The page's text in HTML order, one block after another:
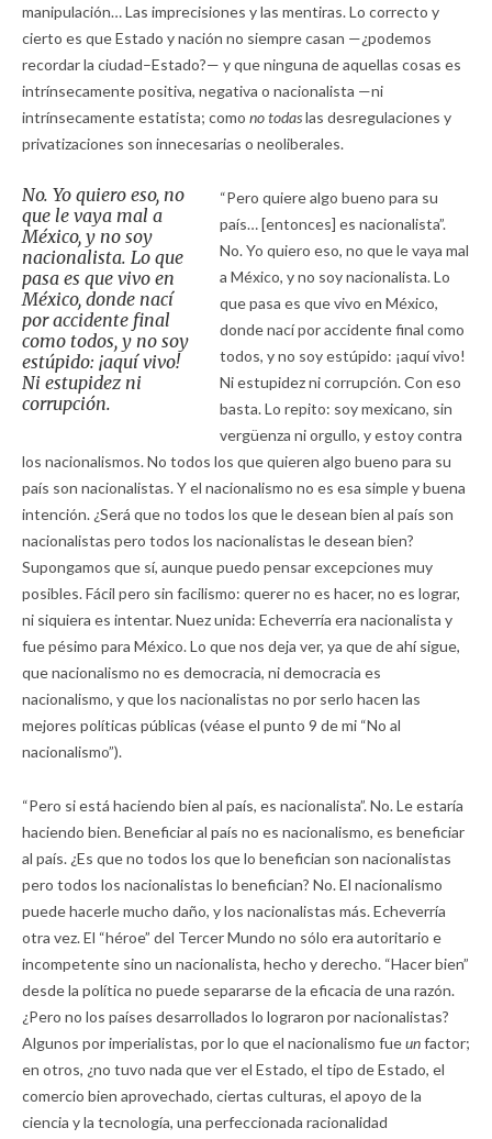
manipulación… Las imprecisiones y las mentiras. Lo correcto y
cierto es que Estado y nación no siempre casan —¿podemos
recordar la ciudad–Estado?— y que ninguna de aquellas cosas es
intrínsecamente positiva, negativa o nacionalista —ni
intrínsecamente estatista; como no todaslas desregulaciones y
privatizaciones son innecesarias o neoliberales.
No. Yo quiero eso, no
que le vaya mal a
México, y no soy
nacionalista. Lo que
pasa es que vivo en
México, donde nací
por accidente final
como todos, y no soy
estúpido: ¡aquí vivo!
Ni estupidez ni
corrupción.
“Pero quiere algo bueno para su
país… [entonces] es nacionalista”.
No. Yo quiero eso, no que le vaya mal
a México, y no soy nacionalista. Lo
que pasa es que vivo en México,
donde nací por accidente final como
todos, y no soy estúpido: ¡aquí vivo!
Ni estupidez ni corrupción. Con eso
basta. Lo repito: soy mexicano, sin
vergüenza ni orgullo, y estoy contra
los nacionalismos. No todos los que quieren algo bueno para su
país son nacionalistas. Y el nacionalismo no es esa simple y buena
intención. ¿Será que no todos los que le desean bien al país son
nacionalistas pero todos los nacionalistas le desean bien?
Supongamos que sí, aunque puedo pensar excepciones muy
posibles. Fácil pero sin facilismo: querer no es hacer, no es lograr,
ni siquiera es intentar. Nuez unida: Echeverría era nacionalista y
fue pésimo para México. Lo que nos deja ver, ya que de ahí sigue,
que nacionalismo no es democracia, ni democracia es
nacionalismo, y que los nacionalistas no por serlo hacen las
mejores políticas públicas (véase el punto 9 de mi “No al
nacionalismo”).
“Pero si está haciendo bien al país, es nacionalista”. No. Le estaría
haciendo bien. Beneficiar al país no es nacionalismo, es beneficiar
al país. ¿Es que no todos los que lo benefician son nacionalistas
pero todos los nacionalistas lo benefician? No. El nacionalismo
puede hacerle mucho daño, y los nacionalistas más. Echeverría
otra vez. El “héroe” del Tercer Mundo no sólo era autoritario e
incompetente sino un nacionalista, hecho y derecho. “Hacer bien”
desde la política no puede separarse de la eficacia de una razón.
¿Pero no los países desarrollados lo lograron por nacionalistas?
Algunos por imperialistas, por lo que el nacionalismo fueunfactor;
en otros, ¿no tuvo nada que ver el Estado, el tipo de Estado, el
comercio bien aprovechado, ciertas culturas, el apoyo de la
ciencia y la tecnología, una perfeccionada racionalidad